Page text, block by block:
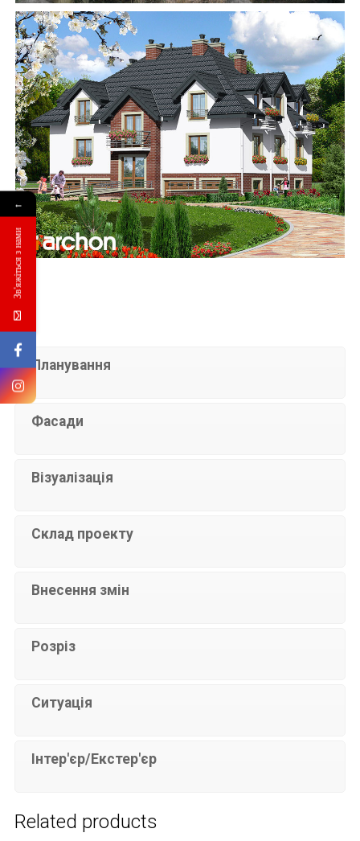
Планування
Фасади
Візуалізація
Склад проекту
Внесення змін
Розріз
Ситуація
Інтер'єр/Екстер'єр
Related products
←
Зв'яжіться з нами